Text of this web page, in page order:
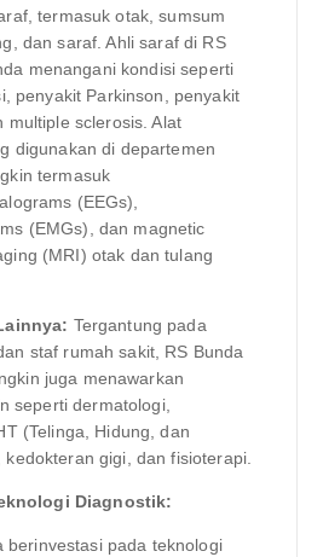
termasuk otak, sumsum
dan saraf. Ahli saraf di RS
menangani kondisi seperti
penyakit Parkinson, penyakit
multiple sclerosis. Alat
digunakan di departemen
termasuk
(EEGs),
(EMGs), dan magnetic
(MRI) otak dan tulang
Tergantung pada
staf rumah sakit, RS Bunda
juga menawarkan
seperti dermatologi,
(Telinga, Hidung, dan
kedokteran gigi, dan fisioterapi.
Diagnostik:
berinvestasi pada teknologi